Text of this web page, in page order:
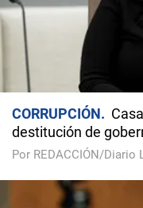
CORRUPCIÓN
destitución de
Por REDACCIÓN/Diario